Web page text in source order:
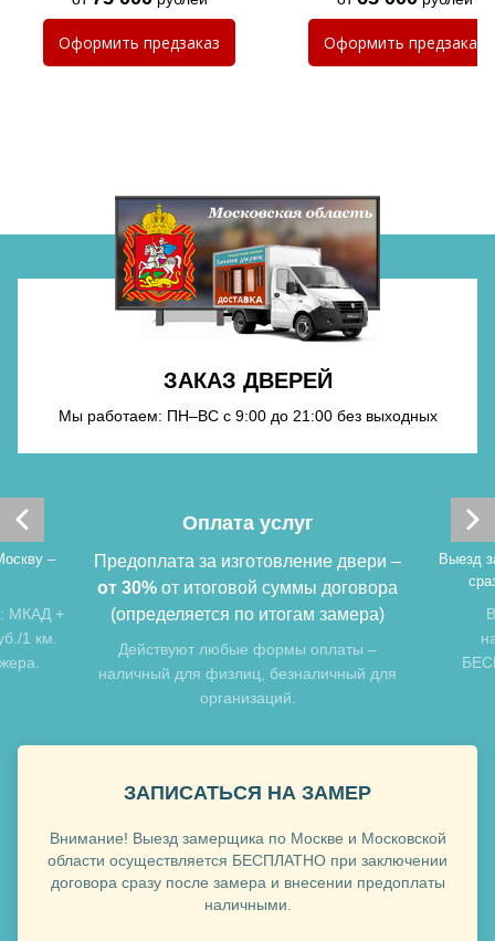
Хочу такую
Хочу такую
Хочу такую
Хочу такую
Хочу такую
Хочу такую
Оформить предзаказ Оформить предзаказ
ЗАКАЗ ДВЕРЕЙ
Мы работаем: ПН–ВС с 9:00 до 21:00 без выходных
–
МКАД +
1 км.
Оплата услуг
Предоплата за изготовление двери –
от 30% от итоговой суммы договора
(определяется по итогам замера)
Действуют любые формы оплаты –
наличный для физлиц, безналичный для
организаций.
Выезд
ЗАПИСАТЬСЯ НА ЗАМЕР
Внимание! Выезд замерщика по Москве и Московской
области осуществляется БЕСПЛАТНО при заключении
договора сразу после замера и внесении предоплаты
наличными.